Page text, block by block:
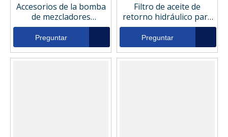
Accesorios de la bomba
de mezcladores
excavadoras Filtro de
aceite de retorno
hidráulico Liebherr
782924
Preguntar
Filtro de aceite de
retorno hidráulico para
accesorios de bomba de
mezcladores
excavadoras Komatsu
848100001
Preguntar